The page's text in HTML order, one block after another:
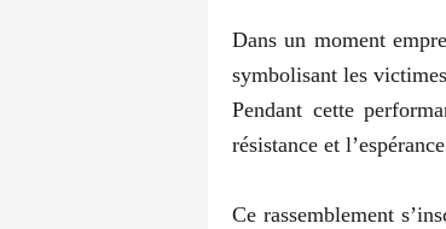
Dans un moment
symbolisant les
Pendant cette
résistance et
Ce rassemblement